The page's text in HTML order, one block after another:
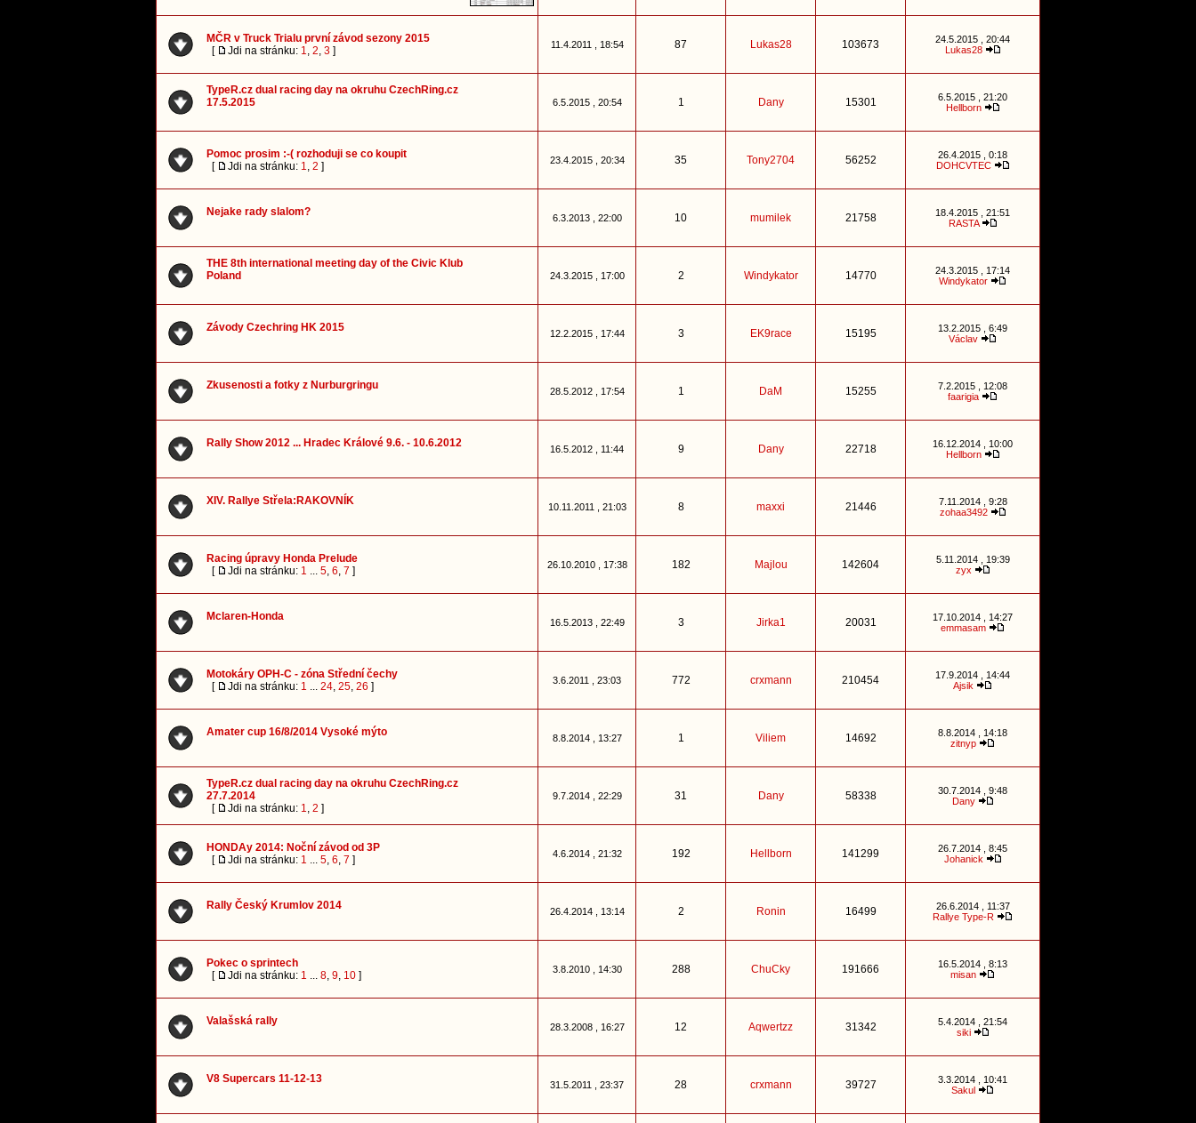
MČR v Truck Trialu první závod sezony 2015
[
Jdi na stránku: 1, 2, 3 ] 11.4.2011 , 18:54 87 Lukas28 103673
24.5.2015 , 20:44
Lukas28
TypeR.cz dual racing day na okruhu CzechRing.cz
17.5.2015
6.5.2015 , 20:54 1 Dany 15301
6.5.2015 , 21:20
Hellborn
Pomoc prosim :-( rozhoduji se co koupit
[
Jdi na stránku: 1, 2 ] 23.4.2015 , 20:34 35 Tony2704 56252
26.4.2015 , 0:18
DOHCVTEC
Nejake rady slalom? 6.3.2013 , 22:00 10 mumilek 21758
18.4.2015 , 21:51
RASTA
THE 8th international meeting day of the Civic Klub
Poland
24.3.2015 , 17:00 2 Windykator 14770
24.3.2015 , 17:14
Windykator
Závody Czechring HK 2015 12.2.2015 , 17:44 3 EK9race 15195
13.2.2015 , 6:49
Václav
Zkusenosti a fotky z Nurburgringu 28.5.2012 , 17:54 1 DaM 15255
7.2.2015 , 12:08
faarigia
Rally Show 2012 ... Hradec Králové 9.6. - 10.6.2012 16.5.2012 , 11:44 9 Dany 22718
16.12.2014 , 10:00
Hellborn
XIV. Rallye Střela:RAKOVNÍK 10.11.2011 , 21:03 8 maxxi 21446
7.11.2014 , 9:28
zohaa3492
Racing úpravy Honda Prelude
[
Jdi na stránku: 1 ... 5, 6, 7 ] 26.10.2010 , 17:38 182 Majlou 142604
5.11.2014 , 19:39
zyx
Mclaren-Honda 16.5.2013 , 22:49 3 Jirka1 20031
17.10.2014 , 14:27
emmasam
Motokáry OPH-C - zóna Střední čechy
[
Jdi na stránku: 1 ... 24, 25, 26 ] 3.6.2011 , 23:03 772 crxmann 210454
17.9.2014 , 14:44
Ajsik
Amater cup 16/8/2014 Vysoké mýto 8.8.2014 , 13:27 1 Viliem 14692
8.8.2014 , 14:18
zitnyp
TypeR.cz dual racing day na okruhu CzechRing.cz
27.7.2014
[
Jdi na stránku: 1, 2 ]
9.7.2014 , 22:29 31 Dany 58338
30.7.2014 , 9:48
Dany
HONDAy 2014: Noční závod od 3P
[
Jdi na stránku: 1 ... 5, 6, 7 ] 4.6.2014 , 21:32 192 Hellborn 141299
26.7.2014 , 8:45
Johanick
Rally Český Krumlov 2014 26.4.2014 , 13:14 2 Ronin 16499
26.6.2014 , 11:37
Rallye Type-R
Pokec o sprintech
[
Jdi na stránku: 1 ... 8, 9, 10 ] 3.8.2010 , 14:30 288 ChuCky 191666
16.5.2014 , 8:13
misan
Valašská rally 28.3.2008 , 16:27 12 Aqwertzz 31342
5.4.2014 , 21:54
siki
V8 Supercars 11-12-13 31.5.2011 , 23:37 28 crxmann 39727
3.3.2014 , 10:41
Sakul